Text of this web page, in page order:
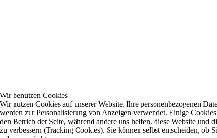
Wir benutzen Cookies
Wir nutzen Cookies auf unserer Website. Ihre personenbezogenen
werden zur Personalisierung von Anzeigen verwendet. Einige
den Betrieb der Seite, während andere uns helfen, diese Website und
zu verbessern (Tracking Cookies). Sie können selbst entscheiden, ob